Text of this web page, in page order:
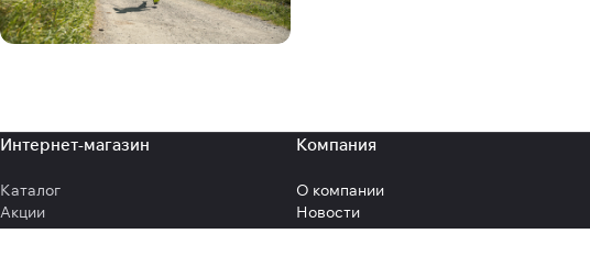
Интернет-магазин
Каталог
Акции
Бренды
Компания
О компании
Новости
Отзывы